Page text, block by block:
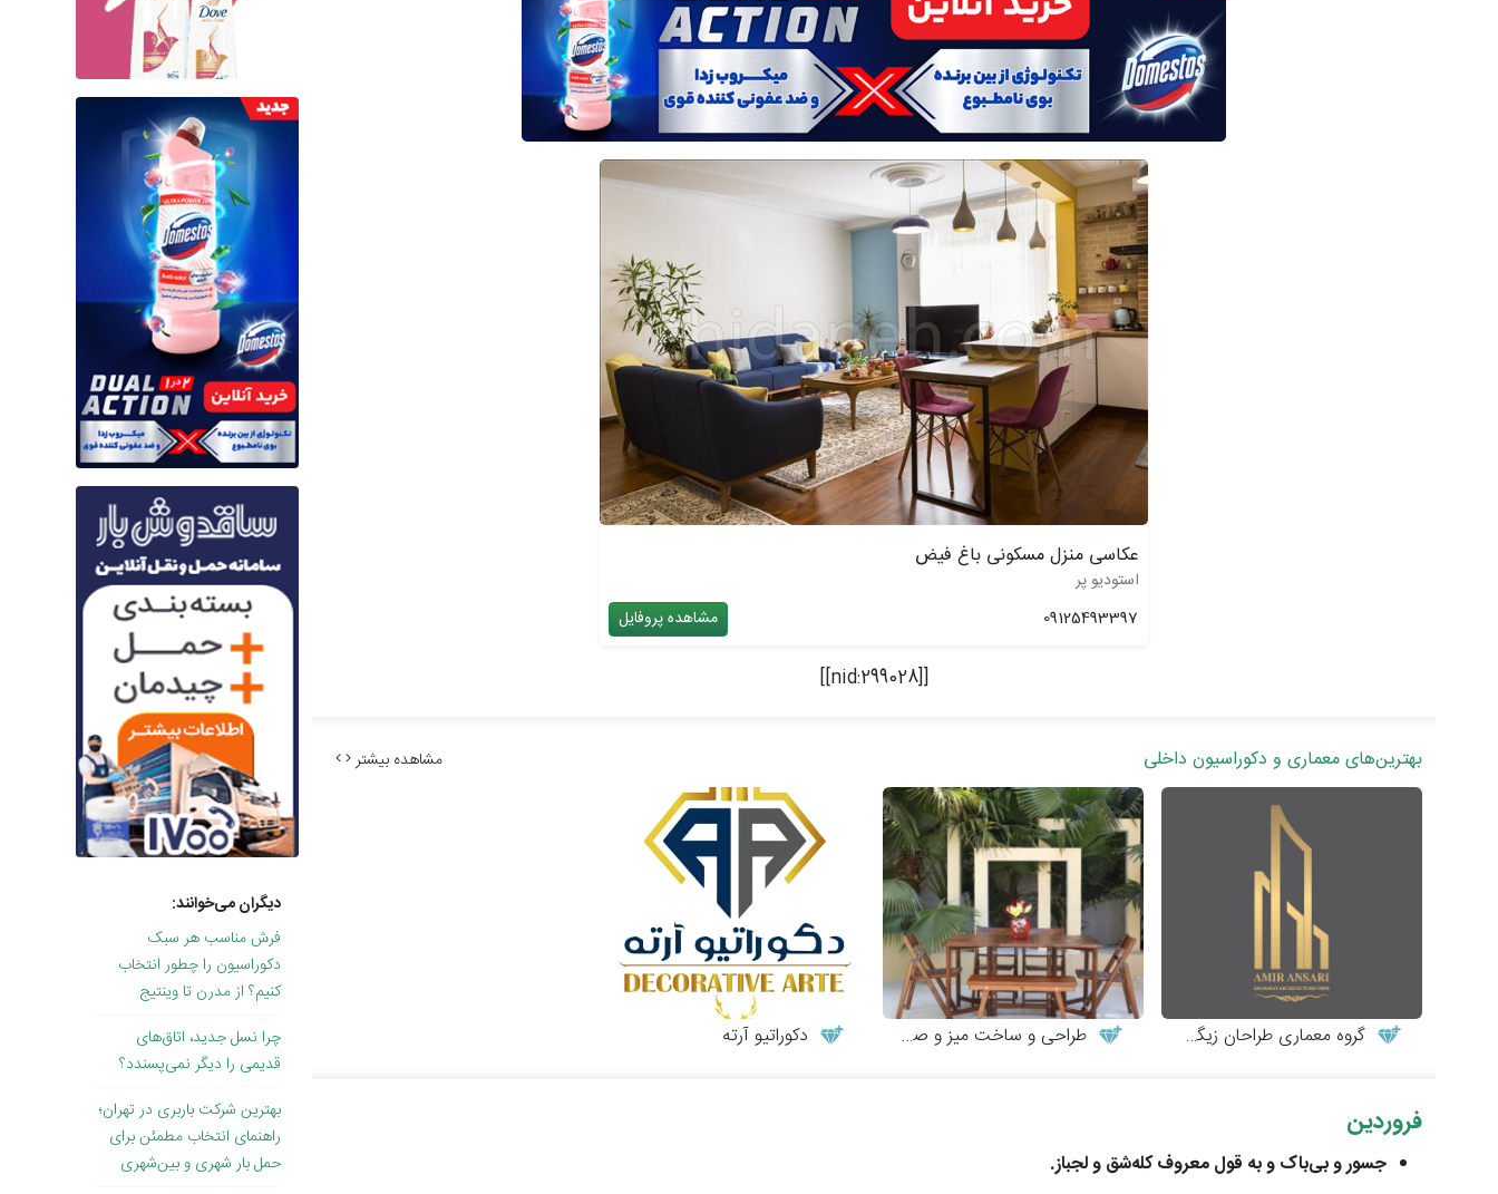
عکاسی منزل مسکونی باغ فیض
استودیو پر
09125493397
مشاهده پروفایل
[[nid:299028]]
بهترین‌های معماری و دکوراسیون داخلی مشاهده بیشتر
گروه معماری طراحان زیگورات طراحی و ساخت میز و صندلی چوبی دکوراتیو آرته
فروردین
جسور و بی‌باک و به قول معروف کله‌شق و لجباز.
دیگران می‌خوانند:
فرش مناسب هر سبک
دکوراسیون را چطور انتخاب
کنیم؟ از مدرن تا وینتیج
چرا نسل جدید، اتاق‌های
قدیمی را دیگر نمی‌پسندد؟
بهترین شرکت باربری در تهران؛
راهنمای انتخاب مطمئن برای
حمل بار شهری و بین‌شهری